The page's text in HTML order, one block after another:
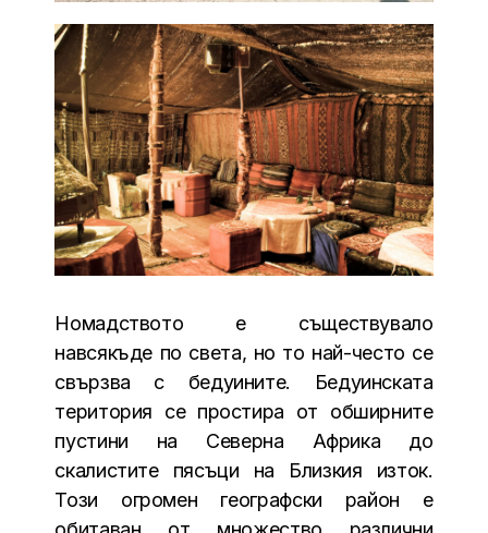
Номадството е съществувало
навсякъде по света, но то най-често се
свързва с бедуините. Бедуинската
територия се простира от обширните
пустини на Северна Африка до
скалистите пясъци на Близкия изток.
Този огромен географски район е